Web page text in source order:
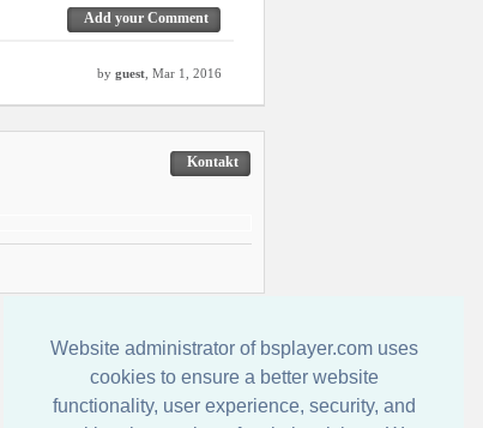
Website administrator of bsplayer.com uses
cookies to ensure a better website
functionality, user experience, security, and
Add your Comment
by guest , Mar 1, 2016
Kontakt